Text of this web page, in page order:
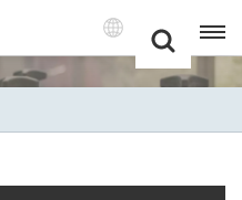
English
Français